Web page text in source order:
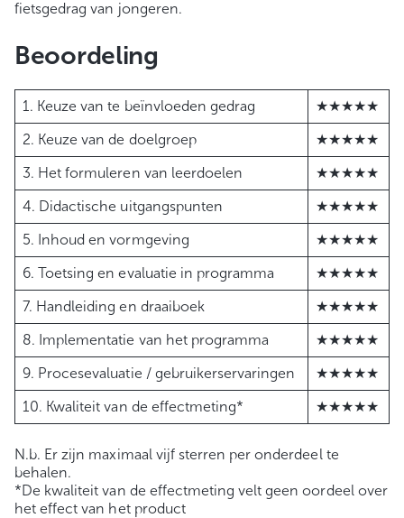
fietsgedrag van jongeren.
Beoordeling
1. Keuze van te beïnvloeden gedrag
★★★★★
2. Keuze van de doelgroep
★★★★★
3. Het formuleren van leerdoelen
★★★★★
4. Didactische uitgangspunten
★★★★★
5. Inhoud en vormgeving
★★★★★
6. Toetsing en evaluatie in programma
★★★★★
7. Handleiding en draaiboek
★★★★★
8. Implementatie van het programma
★★★★★
9. Procesevaluatie / gebruikerservaringen
★★★★★
10. Kwaliteit van de effectmeting*
★★★★★
N.b. Er zijn maximaal vijf sterren per onderdeel te
behalen.
*De kwaliteit van de effectmeting velt geen oordeel over
het effect van het product